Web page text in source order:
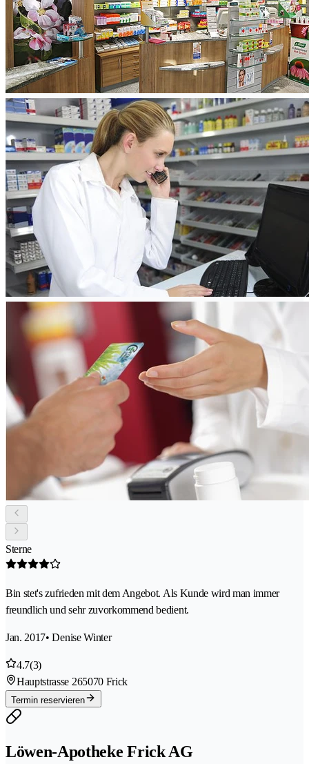
Sterne
Bin stet's zufrieden mit dem Angebot. Als Kunde wird man immer
freundlich und sehr zuvorkommend bedient.
Jan. 2017• Denise Winter
4.7(3)
Hauptstrasse 265070 Frick
Termin reservieren
Löwen-Apotheke Frick AG